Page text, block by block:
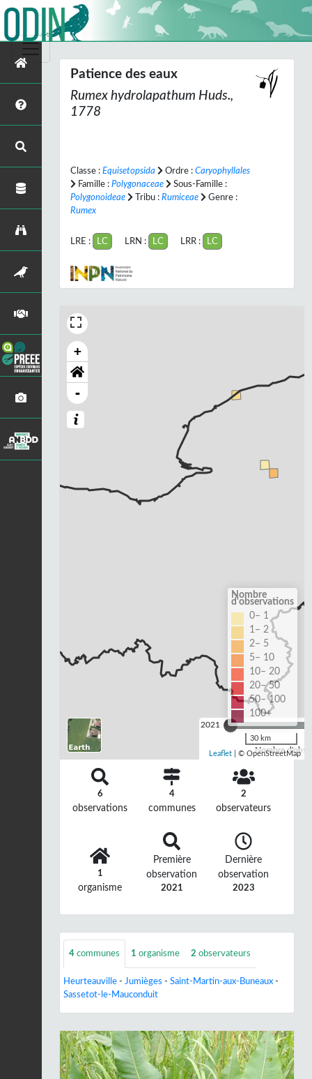
Patience des eaux
Rumex hydrolapathum Huds.,
1778
Classe : Equisetopsida Ordre : Caryophyllales
Famille : Polygonaceae
Sous-Famille :
Polygonoideae
Tribu : Rumiceae
Genre :
Rumex
LRE : LC LRN : LC LRR : LC
+
-
2021
Nombre
Nombre
d'observations
0– 1
1– 2
2– 5
5– 10
10– 20
20– 50
50– 100
100+
30 km
Leaflet | © OpenStreetMap
6
observations
4
communes
2
observateurs
1
organisme
Première
observation
2021
Dernière
observation
2023
4 communes 1 organisme 2 observateurs
Heurteauville - Jumièges - Saint-Martin-aux-Buneaux -
Sassetot-le-Mauconduit